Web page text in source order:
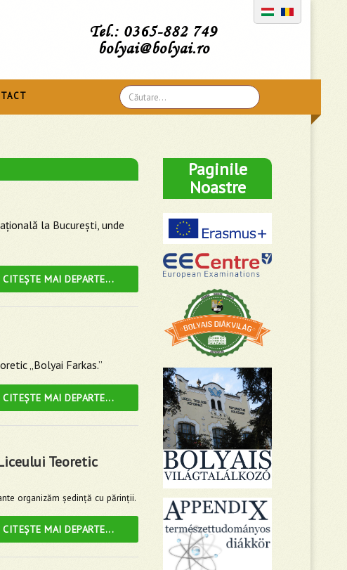
Tel.: 0365-882 749
bolyai@bolyai.ro
Căutare
...
la Bucureşti, unde
CITEȘTE MAI DEPARTE...
„Bolyai Farkas.”
CITEȘTE MAI DEPARTE...
Teoretic
organizăm şedinţă cu părinţii.
CITEȘTE MAI DEPARTE...
Paginile
Noastre